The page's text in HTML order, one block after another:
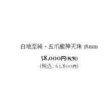
白地至純・五爪龍神天珠 38mm
58,000円(税別)
(税込: 63,800円)